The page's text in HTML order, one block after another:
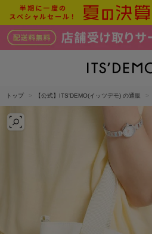
トップ 【公式】ITS'DEMO(イッツデモ) の通販